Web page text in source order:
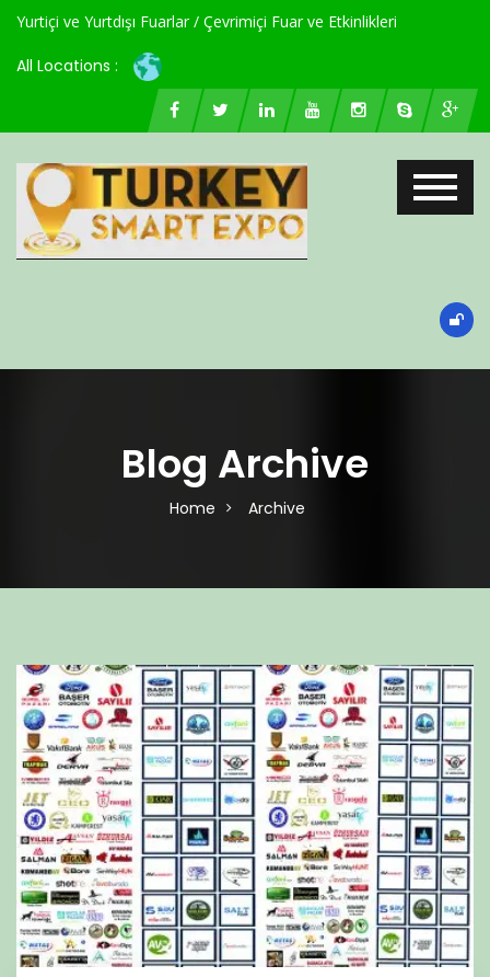
Yurtiçi ve Yurtdışı Fuarlar / Çevrimiçi Fuar ve Etkinlikleri
All Locations :
Blog Archive
Home Archive